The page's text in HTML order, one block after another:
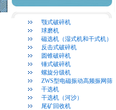
颚式破碎机
球磨机
磁选机（湿式机和干式机）
反击式破碎机
圆锥破碎机
锤式破碎机
螺旋分级机
ZWS型电磁振动高频振网筛
干选机
干选机（河沙）
尾矿回收机